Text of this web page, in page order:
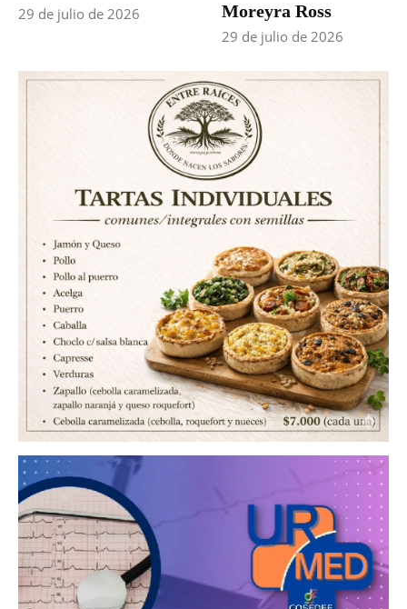
29 de julio de 2026
Moreyra Ross
29 de julio de 2026